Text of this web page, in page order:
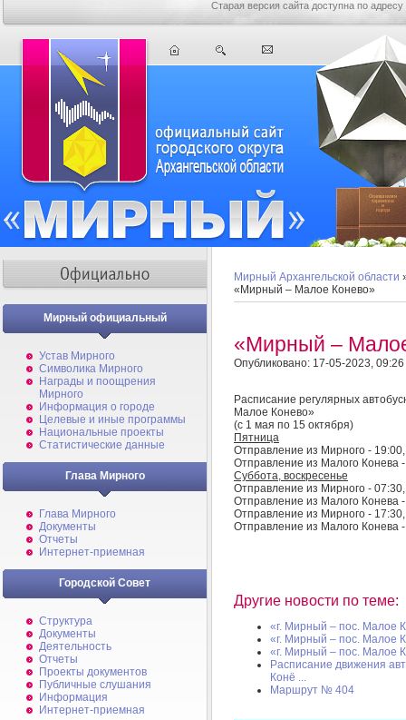
Старая версия сайта доступна по адресу
Мирный официальный
Устав Мирного
Символика Мирного
Награды и поощрения
Мирного
Информация о городе
Целевые и иные программы
Национальные проекты
Статистические данные
Глава Мирного
Глава Мирного
Документы
Отчеты
Интернет-приемная
Городской Совет
Структура
Документы
Деятельность
Отчеты
Проекты документов
Публичные слушания
Информация
Интернет-приемная
Мирный Архангельской области
«Мирный – Малое Конево»
«Мирный –
Опубликовано: 17-05-2023, 09:26
Расписание регулярных
Малое Конево»
(с 1 мая по 15 октября)
Пятница
Отправление из Мирного -
Отправление из Малого Конева
Суббота, воскресенье
Отправление из Мирного -
Отправление из Малого Конева
Отправление из Мирного -
Отправление из Малого Конева
Другие новости по теме:
«г. Мирный – пос. Малое
«г. Мирный – пос. Малое
«г. Мирный – пос. Малое
Расписание движения
Конё ...
Маршрут № 404